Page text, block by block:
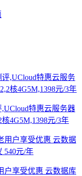
特惠云服务器
4G5M,1398元/3年
户享受优惠 云数据库